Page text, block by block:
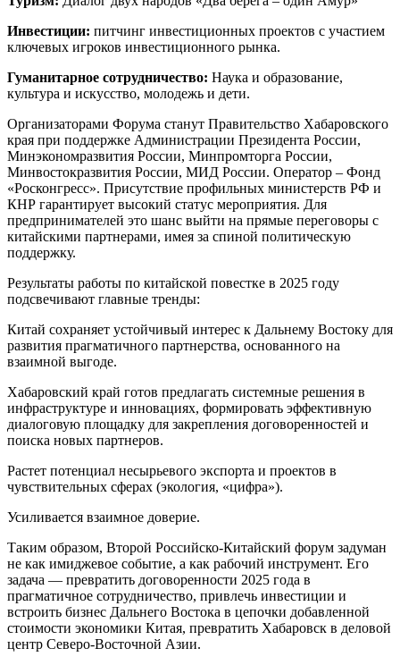
Инвестиции: питчинг инвестиционных проектов с участием
ключевых игроков инвестиционного рынка.
Гуманитарное сотрудничество: Наука и образование,
культура и искусство, молодежь и дети.
Организаторами Форума станут Правительство Хабаровского
края при поддержке Администрации Президента России,
Минэкономразвития России, Минпромторга России,
Минвостокразвития России, МИД России. Оператор – Фонд
«Росконгресс». Присутствие профильных министерств РФ и
КНР гарантирует высокий статус мероприятия. Для
предпринимателей это шанс выйти на прямые переговоры с
китайскими партнерами, имея за спиной политическую
поддержку.
Результаты работы по китайской повестке в 2025 году
подсвечивают главные тренды:
Китай сохраняет устойчивый интерес к Дальнему Востоку для
развития прагматичного партнерства, основанного на
взаимной выгоде.
Хабаровский край готов предлагать системные решения в
инфраструктуре и инновациях, формировать эффективную
диалоговую площадку для закрепления договоренностей и
поиска новых партнеров.
Растет потенциал несырьевого экспорта и проектов в
чувствительных сферах (экология, «цифра»).
Усиливается взаимное доверие.
Таким образом, Второй Российско‑Китайский форум задуман
не как имиджевое событие, а как рабочий инструмент. Его
задача — превратить договоренности 2025 года в
прагматичное сотрудничество, привлечь инвестиции и
встроить бизнес Дальнего Востока в цепочки добавленной
стоимости экономики Китая, превратить Хабаровск в деловой
центр Северо-Восточной Азии.